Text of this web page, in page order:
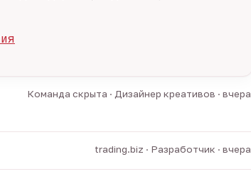
Команда скрыта · Дизайнер креативов · вчера
trading.biz · Разработчик · вчера